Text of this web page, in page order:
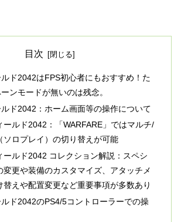
目次
ド2042はFPS初心者にもおすすめ！た
ンモードが無いのは残念。
ド2042：ホーム画面等の操作について
ールド2042：「WARFARE」ではマルチ/
ソロプレイ）の切り替えが可能
ールド2042 コレクション解説：スペシ
変更や装備のカスタマイズ、アタッチメ
替えや配置変更など重要事項が多数あり
ド2042のPS4/5コントローラーでの操